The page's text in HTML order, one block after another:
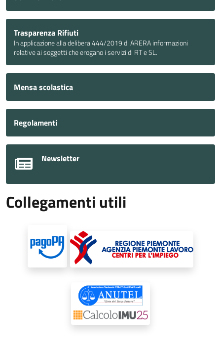
Trasparenza Rifiuti
In applicazione alla delibera 444/2019 di ARERA informazioni
relative ai soggetti che erogano i servizi di RT e SL.
Mensa scolastica
Regolamenti
Newsletter
Collegamenti utili